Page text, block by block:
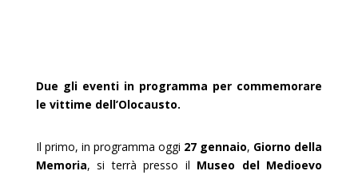
Due gli eventi in programma per commemorare
le vittime dell’Olocausto.
Il primo, in programma oggi 27 gennaio, Giorno della
Memoria, si terrà presso il Museo del Medioevo